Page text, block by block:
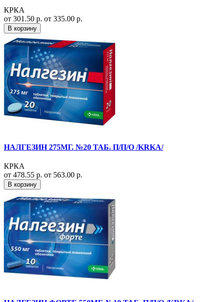
КРКА
от 301.50 р. от 335.00 р.
В корзину
НАЛГЕЗИН 275МГ. №20 ТАБ. П/П/О /KRKA/
КРКА
от 478.55 р. от 563.00 р.
В корзину